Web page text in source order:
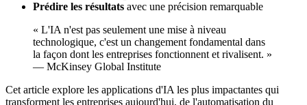
Prédire les résultats avec une précision remarquable
« L'IA n'est pas seulement une mise à niveau
technologique, c'est un changement fondamental dans
la façon dont les entreprises fonctionnent et rivalisent. »
— McKinsey Global Institute
Cet article explore les applications d'IA les plus impactantes qui
transforment les entreprises aujourd'hui, de l'automatisation du